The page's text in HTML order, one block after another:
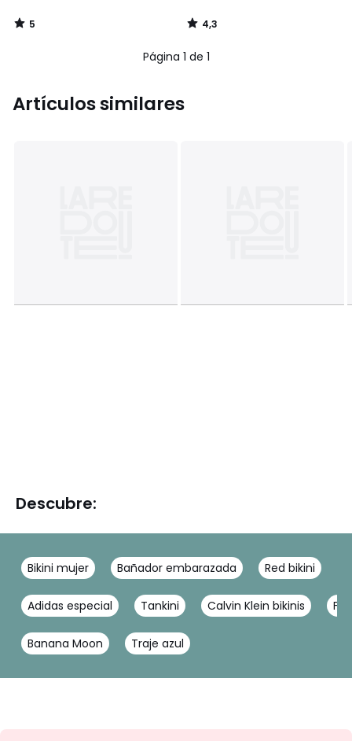
5
/
4,3
/
Página 1 de 1
Artículos similares
Descubre:
Bikini mujer Bañador embarazada Red bikini
Adidas especial Tankini Calvin Klein bikinis
Banana Moon Traje azul